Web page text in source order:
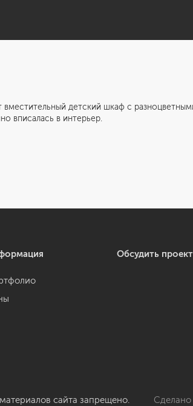
детский шкаф с разноцветными
вписалась в интерьер.
Обсудить проект
сайта запрещено. Сделано